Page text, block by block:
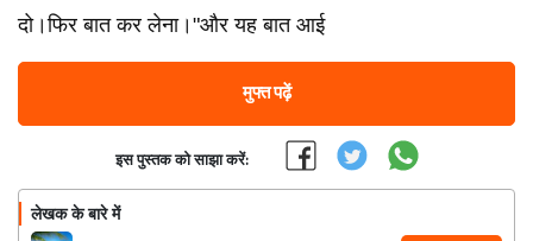
दो।फिर बात कर लेना।"और यह बात आई
मुफ्त पढ़ें
इस पुस्तक को साझा करें:
लेखक के बारे में